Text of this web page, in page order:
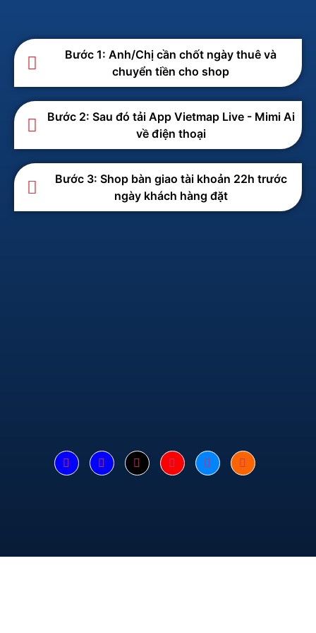
Bước 1: Anh/Chị cần chốt ngày thuê và
chuyển tiền cho shop
Bước 2: Sau đó tải App Vietmap Live - Mimi Ai
về điện thoại
Bước 3: Shop bàn giao tài khoản 22h trước
ngày khách hàng đặt